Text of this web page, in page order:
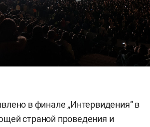
в финале „Интервидения“ в
страной проведения и